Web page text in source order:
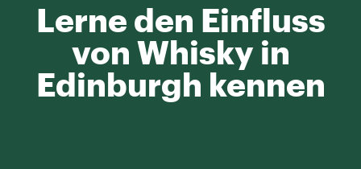
Lerne den Einfluss
von Whisky in
Edinburgh kennen